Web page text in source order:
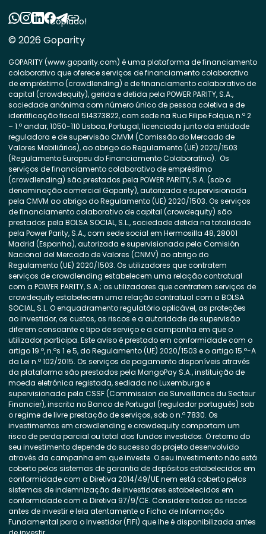
© 2026 Goparity
GOPARITY (www.goparity.com) é uma plataforma de financiamento
colaborativo que oferece serviços de financiamento colaborativo
de empréstimo (crowdlending) e de financiamento colaborativo de
capital (crowdequity), gerida e detida pela POWER PARITY, S.A.,
sociedade anónima com número único de pessoa coletiva e de
identificação fiscal 514373822, com sede na Rua Filipe Folque, n.º 2
– 1.º andar, 1050-110 Lisboa, Portugal, licenciada junto da entidade
reguladora e de supervisão CMVM (Comissão do Mercado de
Valores Mobiliários), ao abrigo do Regulamento (UE) 2020/1503
(Regulamento Europeu do Financiamento Colaborativo). Os
serviços de financiamento colaborativo de empréstimo
(crowdlending) são prestados pela POWER PARITY, S.A. (sob a
denominação comercial Goparity), autorizada e supervisionada
pela CMVM ao abrigo do Regulamento (UE) 2020/1503. Os serviços
de financiamento colaborativo de capital (crowdequity) são
prestados pela BOLSA SOCIAL, S.L., sociedade detida na totalidade
pela Power Parity, S.A., com sede social em Hermosilla 48, 28001
Madrid (Espanha), autorizada e supervisionada pela Comisión
Nacional del Mercado de Valores (CNMV) ao abrigo do
Regulamento (UE) 2020/1503. Os utilizadores que contratem
serviços de crowdlending estabelecem uma relação contratual
com a POWER PARITY, S.A.; os utilizadores que contratem serviços de
crowdequity estabelecem uma relação contratual com a BOLSA
SOCIAL, S.L. O enquadramento regulatório aplicável, as proteções
ao investidor, os custos, os riscos e a autoridade de supervisão
diferem consoante o tipo de serviço e a campanha em que o
utilizador participa. Este aviso é prestado em conformidade com o
artigo 19.º, n.ºs 1 e 5, do Regulamento (UE) 2020/1503 e o artigo 15.º-A
da Lei n.º 102/2015. Os serviços de pagamento disponíveis através
da plataforma são prestados pela MangoPay S.A., instituição de
moeda eletrónica registada, sediada no Luxemburgo e
supervisionada pela CSSF (Commission de Surveillance du Secteur
Financier), inscrita no Banco de Portugal (regulador português) sob
o regime de livre prestação de serviços, sob o n.º 7830. Os
investimentos em crowdlending e crowdequity comportam um
risco de perda parcial ou total dos fundos investidos. O retorno do
seu investimento depende do sucesso do projeto desenvolvido
através da campanha em que investe. O seu investimento não está
coberto pelos sistemas de garantia de depósitos estabelecidos em
conformidade com a Diretiva 2014/49/UE nem está coberto pelos
sistemas de indemnização de investidores estabelecidos em
conformidade com a Diretiva 97/9/CE. Considere todos os riscos
antes de investir e leia atentamente a Ficha de Informação
Fundamental para o Investidor (FIFI) que lhe é disponibilizada antes
Copiado!